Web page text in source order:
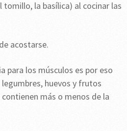
tomillo, la basílica) al cocinar las
acostarse.
para los músculos es por eso
huevos y frutos
más o menos de la